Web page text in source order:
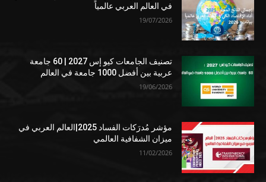
في العالم العربي عالمياً
19/07/2026
تصنيف الجامعات كيو إس 2027 | 60 جامعة
عربية بين أفضل 1000 جامعة في العالم
19/06/2026
مؤشر مُدرَكات الفساد 2025|العالم العربي في
ميزان الشفافية العالمي
11/02/2026